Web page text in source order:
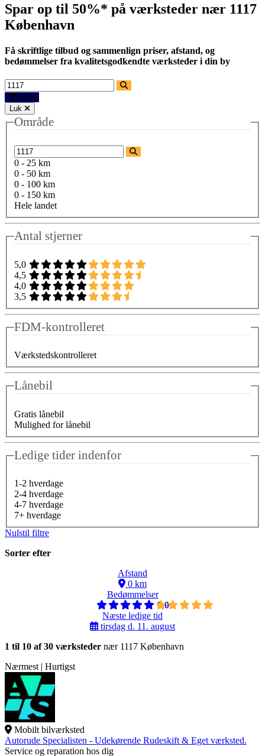
Spar op til 50%* på værksteder nær 1117
København
Få skriftlige tilbud og sammenlign priser, afstand, og
bedømmelser fra kvalitetsgodkendte værksteder i din by
Filtre
Luk
Område
0 - 25 km
0 - 50 km
0 - 100 km
0 - 150 km
Hele landet
Antal stjerner
5,0
4,5
4,0
3,5
FDM-kontrolleret
Værkstedskontrolleret
Lånebil
Gratis lånebil
Mulighed for lånebil
Ledige tider indenfor
1-2 hverdage
2-4 hverdage
4-7 hverdage
7+ hverdage
Nulstil filtre
Sorter efter
Afstand
0 km
Bedømmelser
5,0
Næste ledige tid
tirsdag d. 11. august
1 til 10 af 30 værksteder nær 1117 København
Nærmest | Hurtigst
Mobilt bilværksted
Autorude Specialisten - Udekørende Rudeskift & Eget værksted.
Service og reparation hos dig